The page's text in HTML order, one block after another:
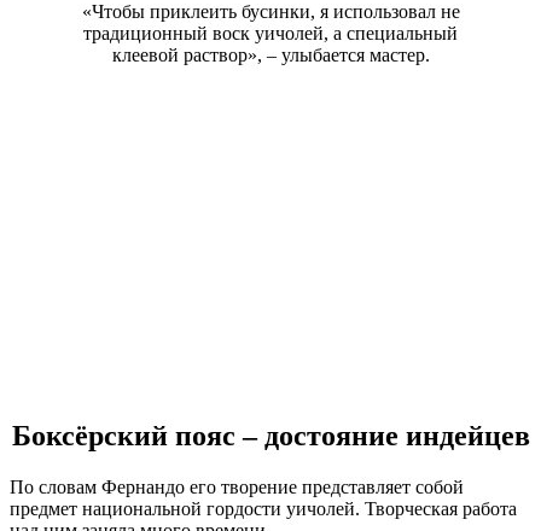
«Чтобы приклеить бусинки, я использовал не
традиционный воск уичолей, а специальный
клеевой раствор», – улыбается мастер.
Боксёрский пояс – достояние индейцев
По словам Фернандо его творение представляет собой
предмет национальной гордости уичолей. Творческая работа